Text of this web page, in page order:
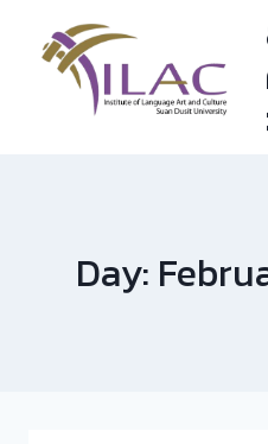
content
Day: